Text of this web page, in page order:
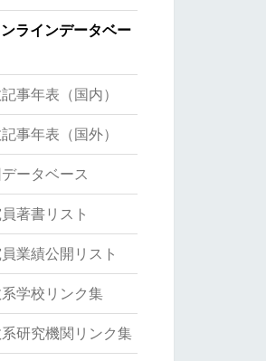
ラインデータベー
事年表（国内）
事年表（国外）
ータベース
著書リスト
業績公開リスト
学校リンク集
研究機関リンク集